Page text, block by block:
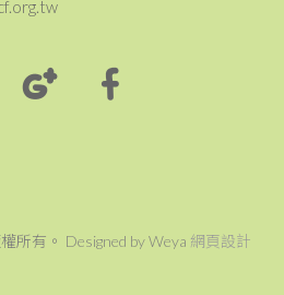
所有。 Designed by Weya 網頁設計